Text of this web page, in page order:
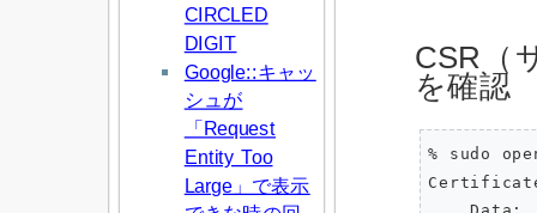
CIRCLED
DIGIT
Google::キャッ
シュが
「Request
Entity Too
Large」で表示
CSR（
を確認
% sudo